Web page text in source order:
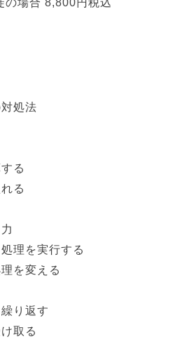
場合 8,800円税込
処法
る
る
理を実行する
を変える
り返す
取る